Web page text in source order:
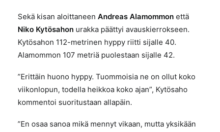
Sekä kisan aloittaneen Andreas Alamommon että
Niko Kytösahon urakka päättyi avauskierrokseen.
Kytösahon 112-metrinen hyppy riitti sijalle 40.
Alamommon 107 metriä puolestaan sijalle 42.
”Erittäin huono hyppy. Tuommoisia ne on ollut koko
viikonlopun, todella heikkoa koko ajan”, Kytösaho
kommentoi suoritustaan allapäin.
”En osaa sanoa mikä mennyt vikaan, mutta yksikään